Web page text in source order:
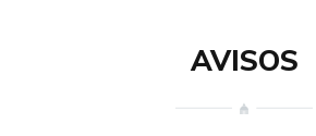
AVISOS